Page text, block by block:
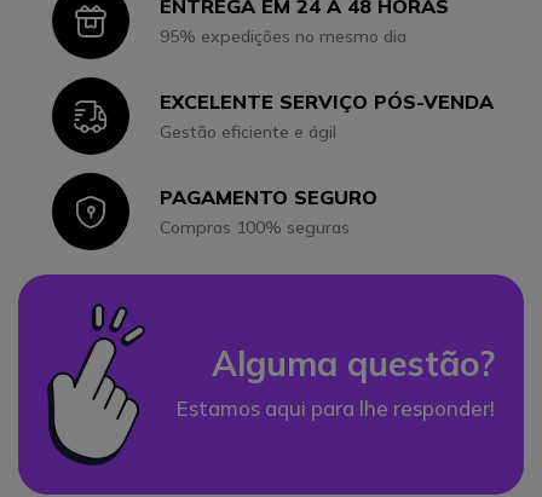
IconENTREGA EM 24 A 48 HORAS
95% expedições no mesmo dia
IconEXCELENTE SERVIÇO PÓS-VENDA
Gestão eficiente e ágil
IconPAGAMENTO SEGURO
Compras 100% seguras
Alguma questão?
Estamos aqui para lhe responder!